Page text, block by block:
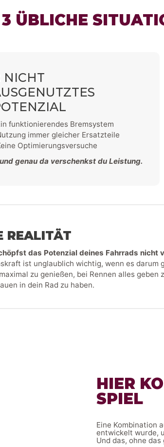
ÜBLICHE
NICHT
funktionierendes Bremsystem
immer gleicher Ersatzteile
Optimierungsversuche
genau da verschenkst du Leistung.
REALITÄT
das Potenzial deines Fahrrads nicht
ist unglaublich wichtig, wenn es darum
zu genießen, bei Rennen alles geben
in dein Rad zu haben.
HIER
SPIEL
Eine Kombination
entwickelt wurde,
Und das, ohne